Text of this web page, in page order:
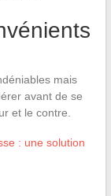
mais
avant de se
et le contre.
: une solution